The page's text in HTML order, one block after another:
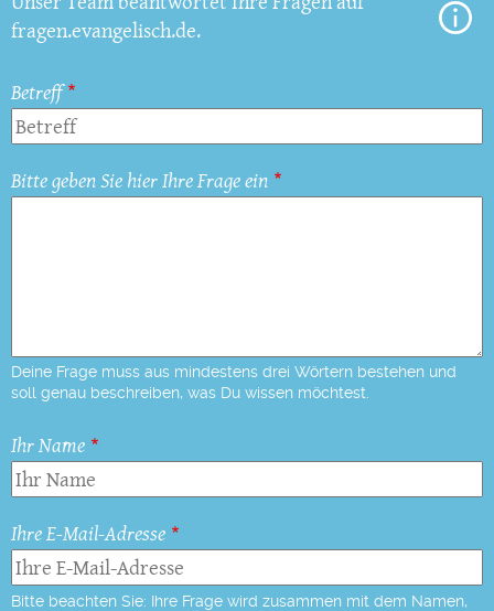
fragen.evangelisch.de.
Betreff
Bitte geben Sie hier Ihre Frage ein
Deine Frage muss aus mindestens drei Wörtern bestehen und
soll genau beschreiben, was Du wissen möchtest.
Ihr Name
Ihre E-Mail-Adresse
Bitte beachten Sie: Ihre Frage wird zusammen mit dem Namen,